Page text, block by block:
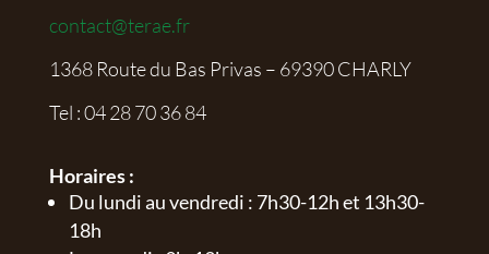
contact@terae.fr
1368 Route du Bas Privas – 69390 CHARLY
Tel :04 28 70 36 84
Horaires :
Du lundi au vendredi : 7h30-12h et 13h30-
18h